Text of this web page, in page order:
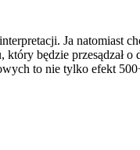
Ja natomiast
będzie przesądzał
to nie tylko efekt